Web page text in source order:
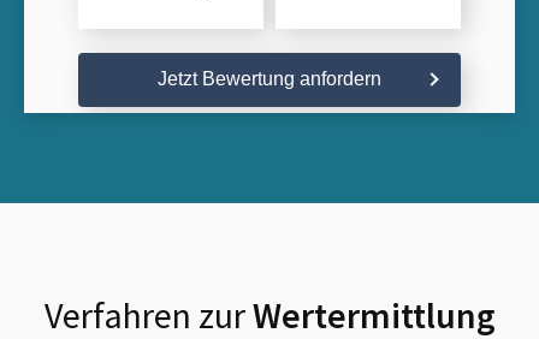
Jetzt Bewertung anfordern
Verfahren zurWertermittlung